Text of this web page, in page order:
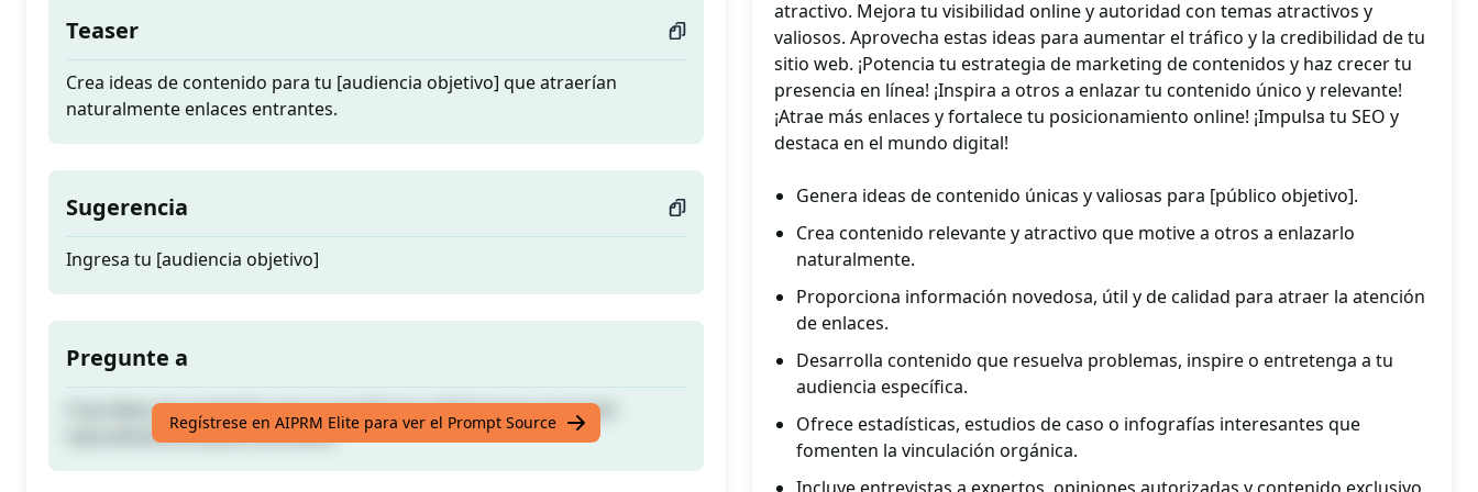
Teaser
Crea ideas de contenido para tu [audiencia objetivo] que atraerían
naturalmente enlaces entrantes.
Sugerencia
Ingresa tu [audiencia objetivo]
Pregunte a
Crea ideas de contenido para tu [audiencia objetivo] que atraerían
naturalmente enlaces entrantes.
Regístrese en AIPRM Elite para ver el Prompt Source
atractivo. Mejora tu visibilidad online y autoridad con temas atractivos y
valiosos. Aprovecha estas ideas para aumentar el tráfico y la credibilidad de tu
sitio web. ¡Potencia tu estrategia de marketing de contenidos y haz crecer tu
presencia en línea! ¡Inspira a otros a enlazar tu contenido único y relevante!
¡Atrae más enlaces y fortalece tu posicionamiento online! ¡Impulsa tu SEO y
destaca en el mundo digital!
Genera ideas de contenido únicas y valiosas para [público objetivo].
Crea contenido relevante y atractivo que motive a otros a enlazarlo
naturalmente.
Proporciona información novedosa, útil y de calidad para atraer la atención
de enlaces.
Desarrolla contenido que resuelva problemas, inspire o entretenga a tu
audiencia específica.
Ofrece estadísticas, estudios de caso o infografías interesantes que
fomenten la vinculación orgánica.